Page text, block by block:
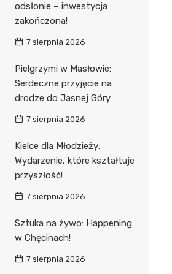
odsłonie – inwestycja
zakończona!
7 sierpnia 2026
Pielgrzymi w Masłowie:
Serdeczne przyjęcie na
drodze do Jasnej Góry
7 sierpnia 2026
Kielce dla Młodzieży:
Wydarzenie, które kształtuje
przyszłość!
7 sierpnia 2026
Sztuka na żywo: Happening
w Chęcinach!
7 sierpnia 2026